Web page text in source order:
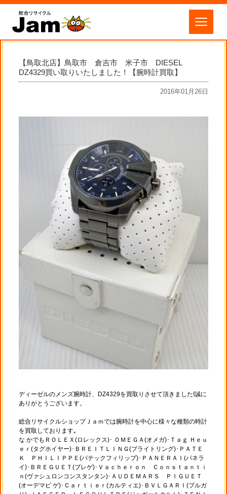
【鳥取北店】鳥取市 倉吉市 米子市 DIESEL
DZ4329買い取りいたしました！【腕時計買取】
2016年01月26日
ディーゼルのメンズ腕時計、DZ4329を買取りさせて頂きました!誠に
ありがとうございます。
総合リサイクルショップＪａｍでは腕時計を中心に様々な種類の時計
を買取しております｡
な かでもＲＯＬＥＸ(ロレックス)･ ＯＭＥＧＡ(オメガ)･Ｔａｇ Ｈｅｕ
ｅｒ(タグホイヤー)･ＢＲＥＩＴＬＩＮＧ(ブライトリング)･ＰＡＴＥ
Ｋ ＰＨＩＬＩＰＰＥ(パテックフィリップ)･ＰＡＮＥＲＡＩ(パネラ
イ)･ＢＲＥＧＵＥＴ(ブレゲ)･Ｖａｃｈｅｒｏｎ Ｃｏｎｓｔａｎｔｉ
ｎ(ヴァシュロンコンスタンタン)･ＡＵＤＥＭＡＲＳ ＰＩＧＵＥＴ
(オーデマピ ゲ)･Ｃａｒｔｉｅｒ(カルティエ)･ＢＶＬＧＡＲＩ(ブルガ